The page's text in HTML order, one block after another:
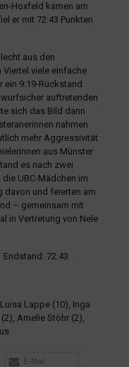
Hoxfeld kamen am
er mit 72:43 Punkten
aus den
viele einfache
ein 9:19-Rückstand
auftretenden
sich das Bild dann
nahmen
mehr Aggressivität
aus Münster
es nach zwei
UBC-Mädchen im
davon und feierten am
– gemeinsam mit
in Vertretung von Nele
72:43
Lappe (10), Inga
Amelie Stöhr (2),
E-Mail